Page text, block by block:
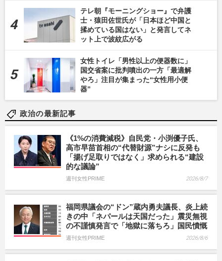
テレ朝『モーニングショー』で弁護
士・猿田佐世氏が「日本ほど中国と
揉めている国はない」と発言してネ
ット上で波紋広がる
女性トイレ「男性以上の便器数に」
国交省案に批判噴出の一方「最適解
やろ」注目が集まった“女性用小便
器”
政治の最新記事
《1%の消費減税》自民党・小渕優子氏、
高市早苗首相の“代替財源”ナシに反発も
「揚げ足取りではなく」求められる“建設
的な議論”
週刊女性PRIME 2026/8/7
福岡県議会の“ドン”蔵内勇夫議長、炎上続
きの中「ネパールは天国だった」震災無視
の不謹慎発言で「地獄に落ちろ」国民憤慨
週刊女性PRIME 2026/8/6